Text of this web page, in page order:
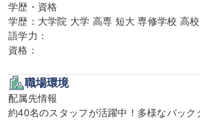
学歴・資格
学歴：大学院 大学 高専 短大 専修学校 高校
語学力：
資格：
職場環境
配属先情報
約40名のスタッフが活躍中！多様なバック